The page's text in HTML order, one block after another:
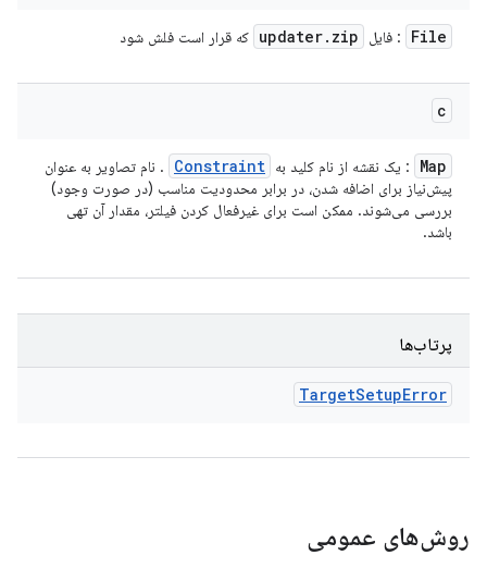
File : فایل updater. zip که قرار است فلش شود
c
Map : یک نقشه از نام کلید به Constraint
. نام تصاویر به عنوان
پیش‌نیاز برای اضافه شدن، در برابر محدودیت مناسب (در صورت وجود)
بررسی می‌شوند. ممکن است برای غیرفعال کردن فیلتر، مقدار آن تهی
باشد.
پرتاب‌ها
TargetSetupError
روش‌های عمومی